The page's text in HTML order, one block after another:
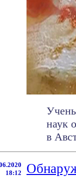
наук
в
18:12